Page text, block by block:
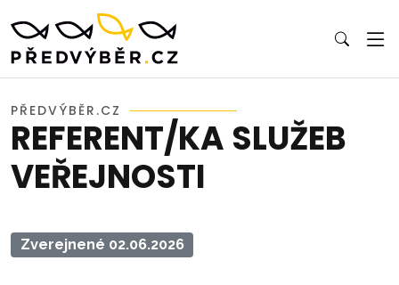
PŘEDVÝBĚR.CZ
REFERENT/KA SLUŽEB
VEŘEJNOSTI
Zverejnené 02.06.2026